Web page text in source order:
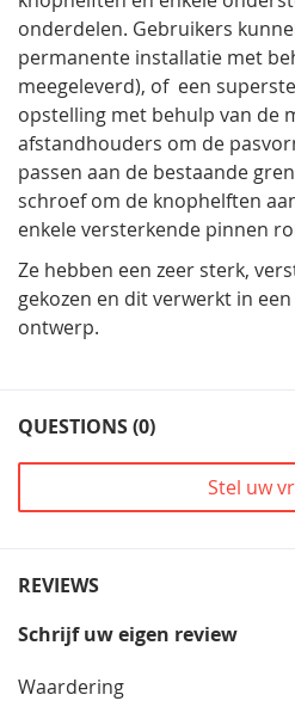
onderdelen. Gebruikers
permanente installatie met
meegeleverd), of een
opstelling met behulp van de
afstandhouders om de
passen aan de bestaande
schroef om de knophelften
enkele versterkende pinnen
Ze hebben een zeer sterk,
gekozen en dit verwerkt in
ontwerp.
QUESTIONS (0)
Stel uw
REVIEWS
Schrijf uw eigen review
Waardering